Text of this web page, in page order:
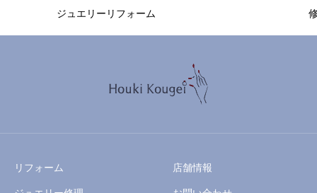
ジュエリーリフォーム
リフォーム 店舗情報